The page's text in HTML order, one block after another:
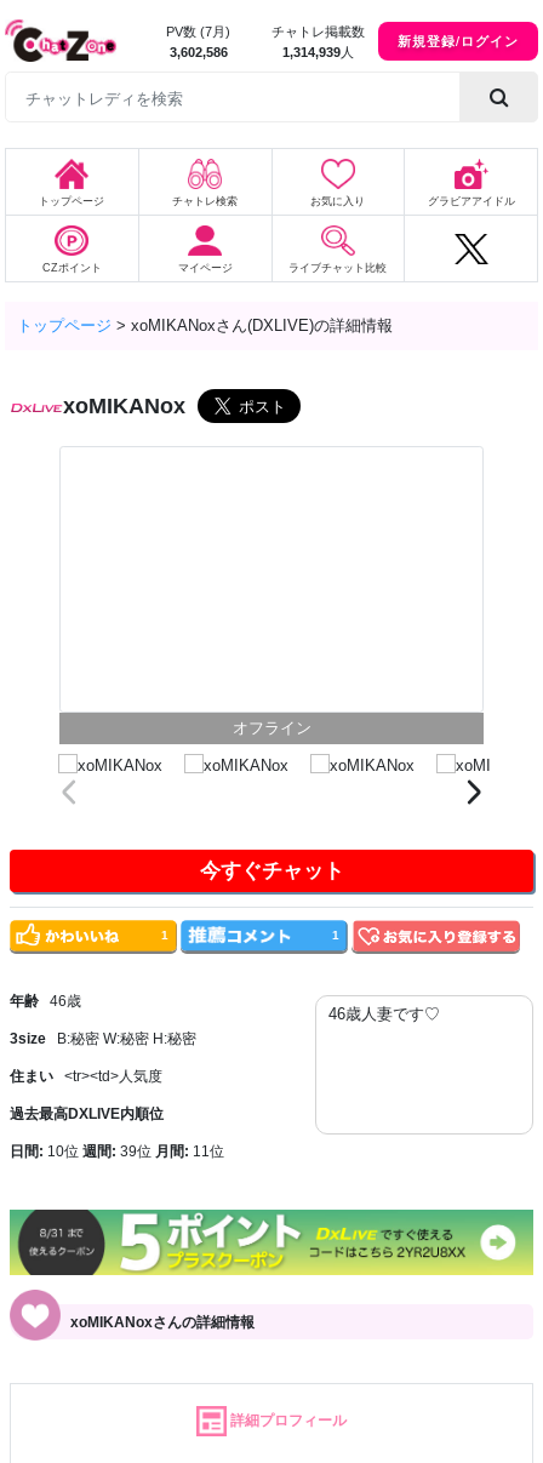
PV数 (7月)
3,602,586
チャトレ掲載数
1,314,939 人
新規登録/ログイン
トップページ チャトレ検索 お気に入り グラビアアイドル
CZポイント マイページ ライブチャット比較
トップページ > xoMIKANoxさん(DXLIVE)の詳細情報
xoMIKANox
オフライン
今すぐチャット
年齢 46歳
3size B:秘密 W:秘密 H:秘密
住まい <tr><td>人気度
過去最高DXLIVE内順位
日間: 10位 週間: 39位 月間: 11位
46歳人妻です♡
1 1
xoMIKANoxさんの詳細情報
詳細プロフィール